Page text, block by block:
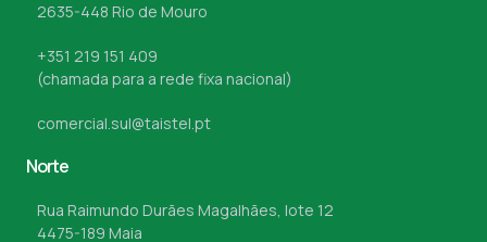
2635-448 Rio de Mouro
+351 219 151 409
(chamada para a rede fixa nacional)
comercial.sul@taistel.pt
Norte
Rua Raimundo Durães Magalhães, lote 12
4475-189 Maia